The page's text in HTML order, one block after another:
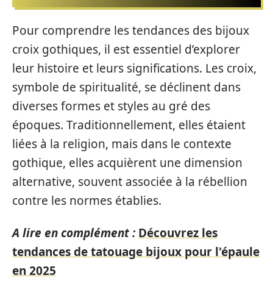
Pour comprendre les tendances des bijoux
croix gothiques, il est essentiel d’explorer
leur histoire et leurs significations. Les croix,
symbole de spiritualité, se déclinent dans
diverses formes et styles au gré des
époques. Traditionnellement, elles étaient
liées à la religion, mais dans le contexte
gothique, elles acquièrent une dimension
alternative, souvent associée à la rébellion
contre les normes établies.
A lire en complément : Découvrez les
tendances de tatouage bijoux pour l'épaule
en 2025